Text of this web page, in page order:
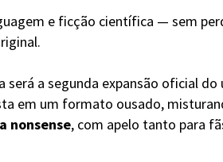
e ficção científica — sem
será a segunda expansão oficial do
em um formato ousado,
nonsense, com apelo tanto para